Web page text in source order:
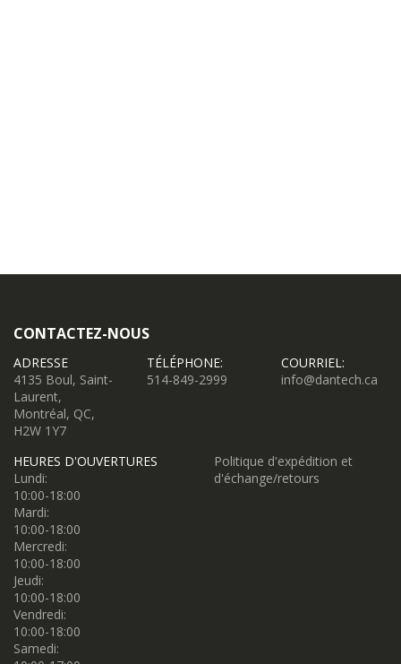
CONTACTEZ-NOUS
ADRESSE
4135 Boul, Saint-
Laurent,
Montréal, QC,
H2W 1Y7
TÉLÉPHONE:
514-849-2999
COURRIEL:
info@dantech.ca
HEURES D'OUVERTURES
Lundi:
10:00-18:00
Mardi:
10:00-18:00
Mercredi:
10:00-18:00
Jeudi:
10:00-18:00
Vendredi:
10:00-18:00
Samedi:
Politique d'expédition et
d'échange/retours